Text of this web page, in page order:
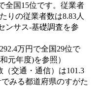
全国15位です。従業者
りの従業者数は8.83人
ンサス‐基礎調査を参
万円で全国29位で
元年度)を参照）
交通・通信）は101.3
みる都道府県のすがた